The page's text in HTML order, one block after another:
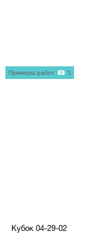
Кубок 04-29-02
Примеры работ 1